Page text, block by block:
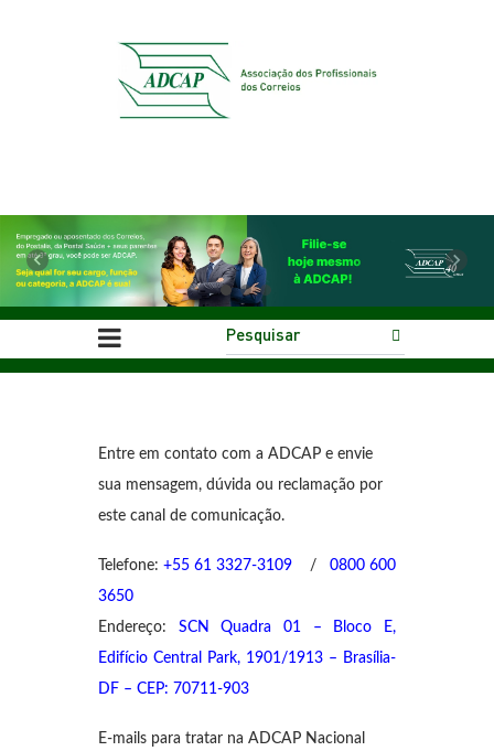
Previous Next
Entre em contato com a ADCAP e envie
sua mensagem, dúvida ou reclamação por
este canal de comunicação.
Telefone: +55 61 3327-3109 /
0800 600
3650
Endereço: SCN Quadra 01 – Bloco E,
Edifício Central Park, 1901/1913 – Brasília-
DF – CEP: 70711-903
E-mails para tratar na ADCAP Nacional